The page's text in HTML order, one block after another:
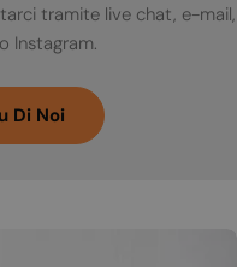
tramite live chat, e-mail,
Instagram.
Di Noi